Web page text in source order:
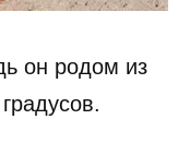
он родом из